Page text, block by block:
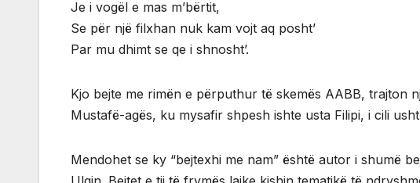
Je i vogël e mas m’bërtit,
Se për një filxhan nuk kam vojt aq posht’
Par mu dhimt se qe i shnosht’.
Kjo bejte me rimën e përputhur të skemës AABB, trajton
Mustafë-agës, ku mysafir shpesh ishte usta Filipi, i cili
Mendohet se ky “bejtexhi me nam” është autor i shumë